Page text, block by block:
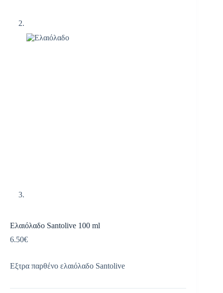
Ελαιόλαδο Santolive 100 ml
6.50€
Εξτρα παρθένο ελαιόλαδο Santolive